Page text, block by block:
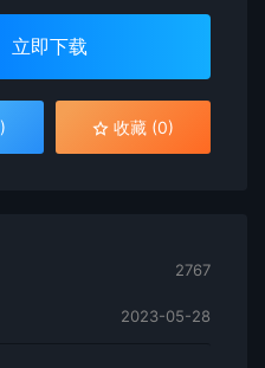
立即下载
) 收藏 (0)
2767
2023-05-28